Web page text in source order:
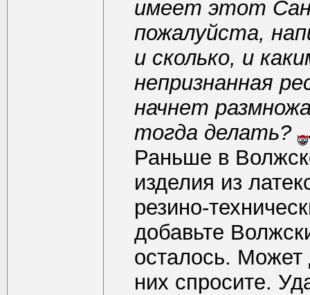
имеет этот
пожалуйста,
и сколько, и
непризнанная
начнет
тогда делать?
Раньше в
изделия из
резино-
добавьте
осталось. Может
них спросите.